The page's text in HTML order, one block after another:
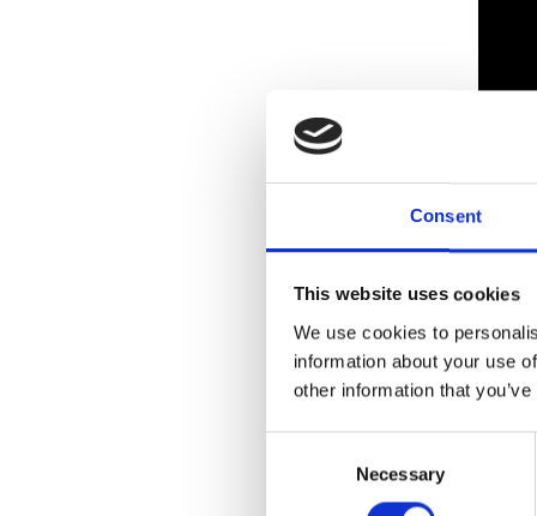
Consent
This website uses cookies
We use cookies to
information about your use
other information that
Necessary